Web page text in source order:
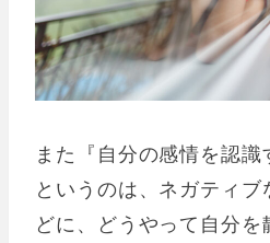
また『自分の感情を認
というのは、ネガティ
どに、どうやって自分